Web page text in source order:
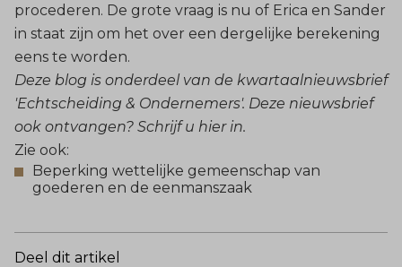
procederen. De grote vraag is nu of Erica en Sander
in staat zijn om het over een dergelijke berekening
eens te worden.
Deze blog is onderdeel van de kwartaalnieuwsbrief
'Echtscheiding & Ondernemers'. Deze nieuwsbrief
ook ontvangen? Schrijf u hier in.
Zie ook:
Beperking wettelijke gemeenschap van
goederen en de eenmanszaak
Deel dit artikel